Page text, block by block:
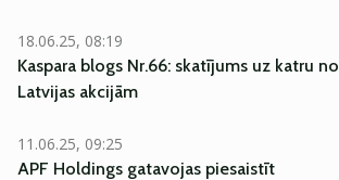
18.06.25, 08:19
Kaspara blogs Nr.66: skatījums uz katru no
Latvijas akcijām
11.06.25, 09:25
APF Holdings gatavojas piesaistīt